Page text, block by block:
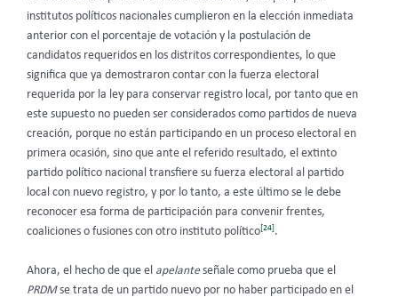
institutos políticos nacionales cumplieron en la elección inmediata
anterior con el porcentaje de votación y la postulación de
candidatos requeridos en los distritos correspondientes, lo que
significa que ya demostraron contar con la fuerza electoral
requerida por la ley para conservar registro local, por tanto que en
este supuesto no pueden ser considerados como partidos de nueva
creación, porque no están participando en un proceso electoral en
primera ocasión, sino que ante el referido resultado, el extinto
partido político nacional transfiere su fuerza electoral al partido
local con nuevo registro, y por lo tanto, a este último se le debe
reconocer esa forma de participación para convenir frentes,
coaliciones o fusiones con otro instituto político[24].
Ahora, el hecho de que el apelanteseñale como prueba que el
PRDMse trata de un partido nuevo por no haber participado en el